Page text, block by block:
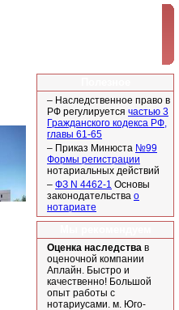
– Наследственное право в
РФ регулируется частью 3
Гражданского кодекса РФ,
главы 61-65
– Приказ Минюста №99
Формы регистрации
нотариальных действий
– ФЗ N 4462-1 Основы
законодательства о
нотариате
Оценка наследства в
оценочной компании
Аплайн. Быстро и
качественно! Большой
опыт работы с
нотариусами. м. Юго-